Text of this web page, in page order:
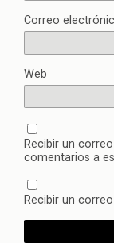
Correo
Web
Recibir un
comentarios a
Recibir un